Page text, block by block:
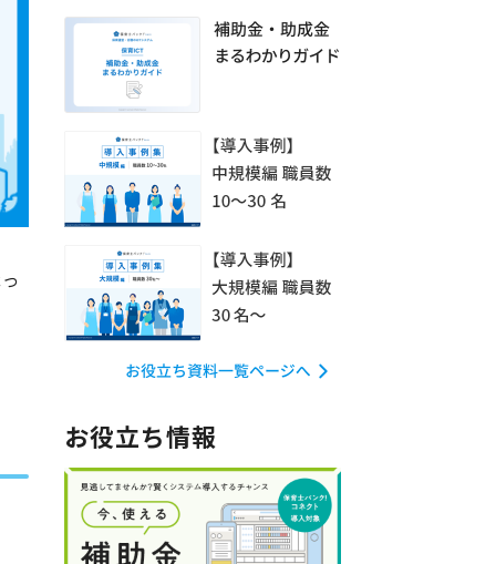
お役立ち情報